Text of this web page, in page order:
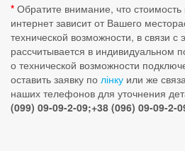
* Обратите внимание, что
интернет зависит от Вашего
технической возможности, в связи с
рассчитывается в индивидуальном
о технической возможности
оставить заявку по лінку или же
наших телефонов для уточнения
(099) 09-09-2-09;+38 (096) 09-09-2-